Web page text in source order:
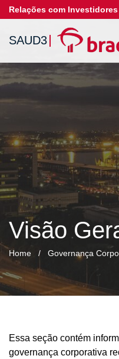
Relações com Investidores
SAUD3
Visão
Home / Governança
Essa seção contém
governança corporativa